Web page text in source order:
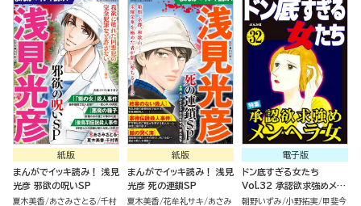
紙版
まんがでイッキ読み！ 浅見
光彦 邪欲の呪いSP
夏木美香 あさみさとる 千村
紙版
まんがでイッキ読み！ 浅見
光彦 死の連鎖SP
夏木美香 花牟礼サキ
あさみ
電子版
ドン底すぎる女たち
Vol.32 承認欲求強めメン
ヘラ女
朝野いずみ 小野拓実 甲斐今